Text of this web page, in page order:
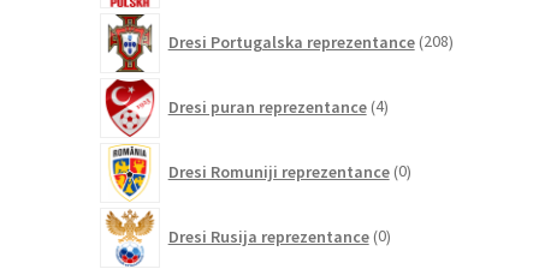
Dresi Portugalska reprezentance 208izdelkov
Dresi puran reprezentance 4izdelki
Dresi Romuniji reprezentance 0izdelkov
Dresi Rusija reprezentance 0izdelkov